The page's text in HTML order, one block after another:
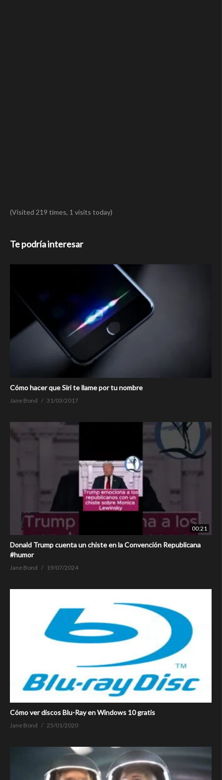
(Visited 219 times, 1 visits today)
Te podría interesar
Cómo hacer que Siri te llame por tu nombre
Jane Bond 31/03/2017
00:21
Donald Trump cuenta un chiste en la Convención Republicana
#humor
Jane Bond 19/07/2024
Cómo ver discos Blu-Ray en Windows 10 gratis
Jane Bond 25/01/2020